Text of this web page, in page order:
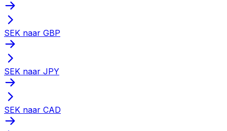
SEK naar GBP
SEK naar JPY
SEK naar CAD